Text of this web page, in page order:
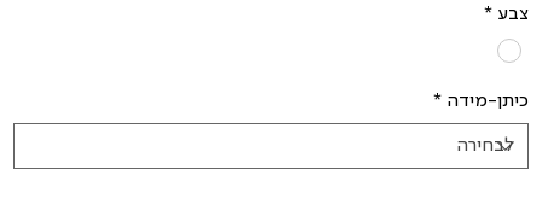
צבע *
כיתן-מידה *